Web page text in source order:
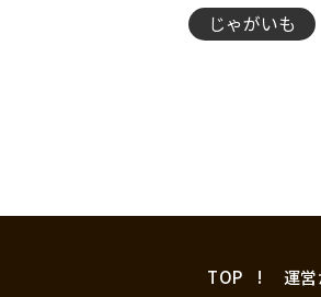
じゃがいも
TOP 運